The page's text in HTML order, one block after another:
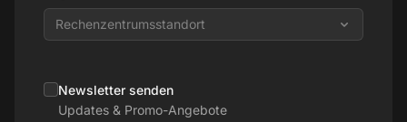
Rechenzentrumsstandort
Newsletter senden
Updates & Promo-Angebote